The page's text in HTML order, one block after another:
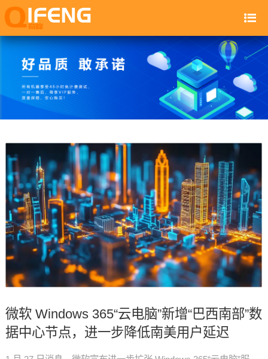
微软 Windows 365“云电脑”新增“巴西南部”数
据中心节点，进一步降低南美用户延迟